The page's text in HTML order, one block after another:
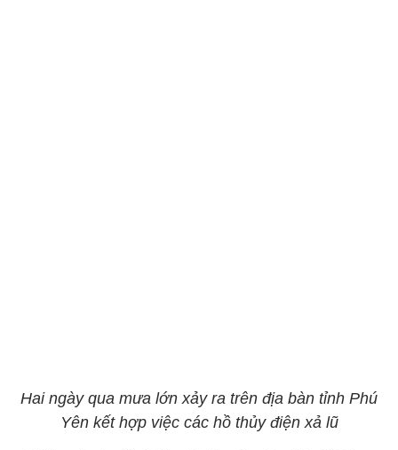
Hai ngày qua mưa lớn xảy ra trên địa bàn tỉnh Phú
Yên kết hợp việc các hồ thủy điện xả lũ